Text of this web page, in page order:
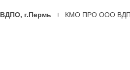
ВДПО, г.Пермь КМО ПРО ООО